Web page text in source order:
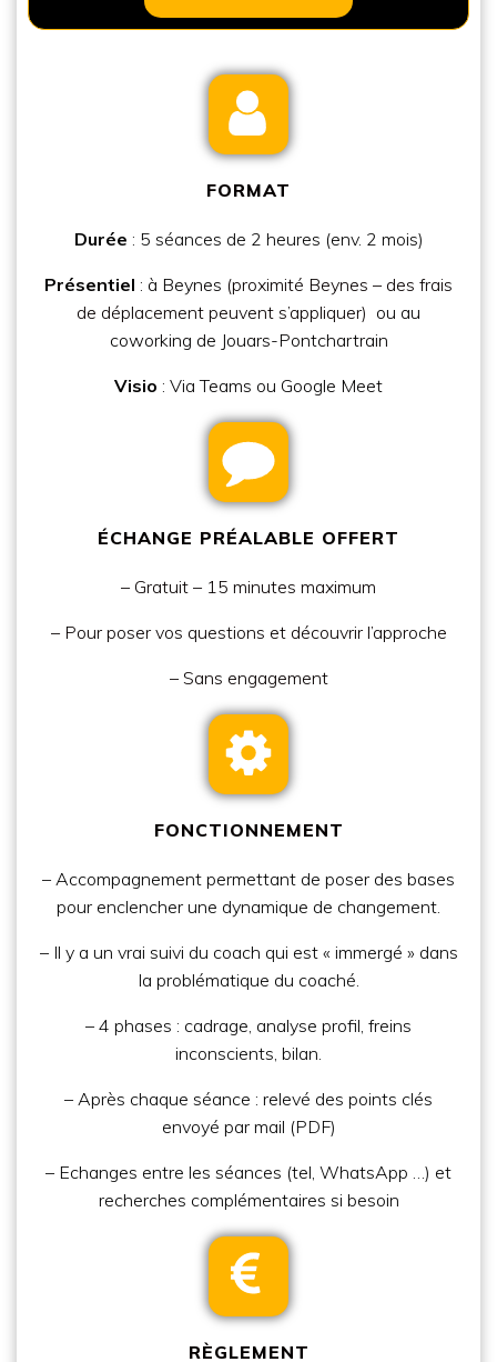
FORMAT
Durée : 5 séances de 2 heures (env. 2 mois)
Présentiel : à Beynes (proximité Beynes – des frais
de déplacement peuvent s’appliquer) ou au
coworking de Jouars-Pontchartrain
Visio : Via Teams ou Google Meet
ÉCHANGE PRÉALABLE OFFERT
– Gratuit – 15 minutes maximum
– Pour poser vos questions et découvrir l’approche
– Sans engagement
FONCTIONNEMENT
– Accompagnement permettant de poser des bases
pour enclencher une dynamique de changement.
– Il y a un vrai suivi du coach qui est « immergé » dans
la problématique du coaché.
– 4 phases : cadrage, analyse profil, freins
inconscients, bilan.
– Après chaque séance : relevé des points clés
envoyé par mail (PDF)
– Echanges entre les séances (tel, WhatsApp …) et
recherches complémentaires si besoin
RÈGLEMENT